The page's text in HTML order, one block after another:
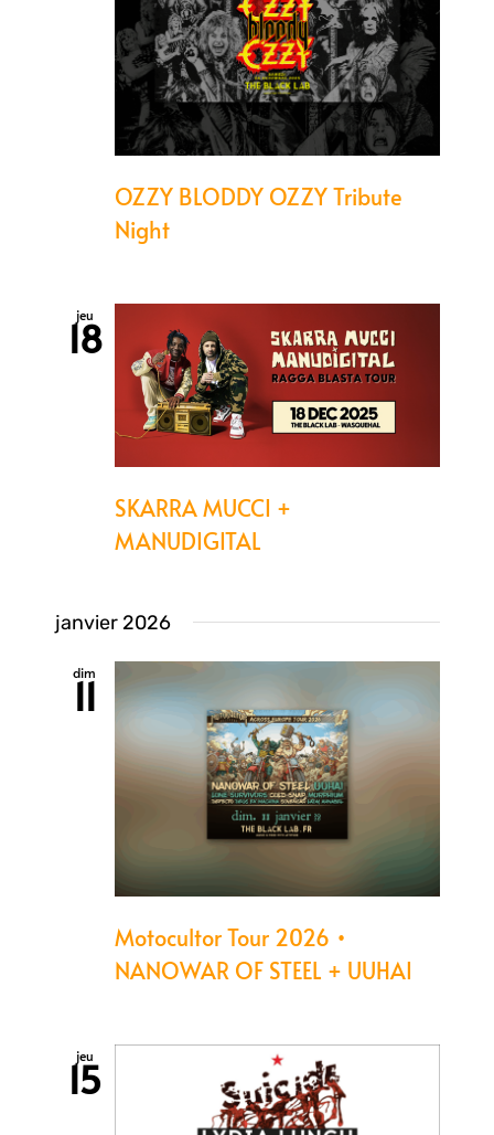
OZZY BLODDY OZZY Tribute
Night
jeu
18
SKARRA MUCCI +
MANUDIGITAL
janvier 2026
dim
11
Motocultor Tour 2026 •
NANOWAR OF STEEL + UUHAI
jeu
15